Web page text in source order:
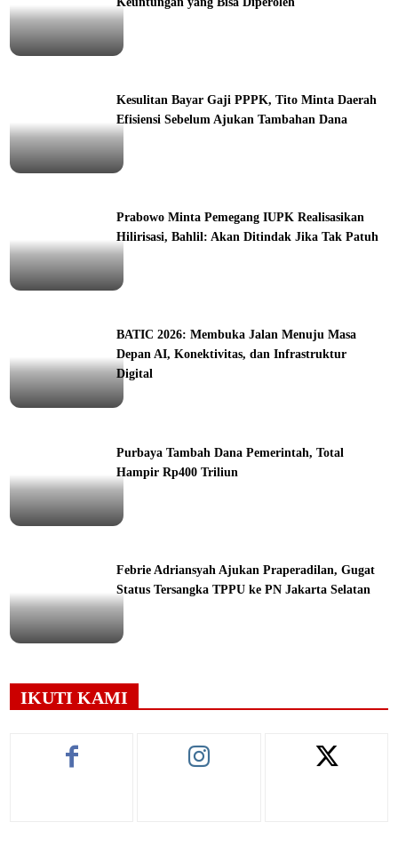
Kesulitan Bayar Gaji PPPK, Tito Minta Daerah
Efisiensi Sebelum Ajukan Tambahan Dana
Prabowo Minta Pemegang IUPK Realisasikan
Hilirisasi, Bahlil: Akan Ditindak Jika Tak Patuh
BATIC 2026: Membuka Jalan Menuju Masa
Depan AI, Konektivitas, dan Infrastruktur
Digital
Purbaya Tambah Dana Pemerintah, Total
Hampir Rp400 Triliun
Febrie Adriansyah Ajukan Praperadilan, Gugat
Status Tersangka TPPU ke PN Jakarta Selatan
IKUTI KAMI